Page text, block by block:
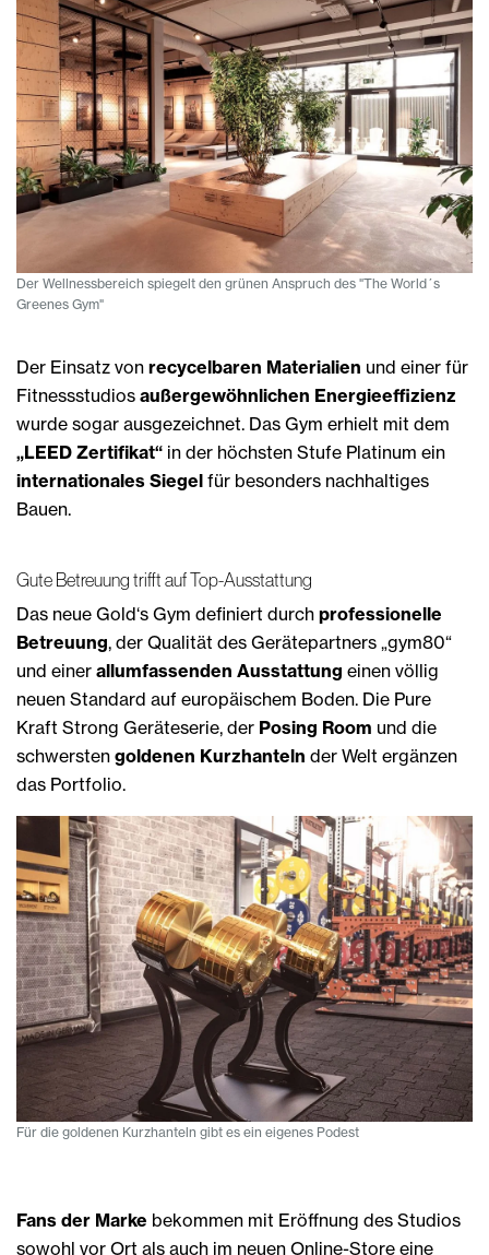
Der Wellnessbereich spiegelt den grünen Anspruch des "The World´s
Greenes Gym"
Der Einsatz von recycelbaren Materialien und einer für
Fitnessstudios außergewöhnlichen Energieeffizienz
wurde sogar ausgezeichnet. Das Gym erhielt mit dem
„LEED Zertifikat“ in der höchsten Stufe Platinum ein
internationales Siegel für besonders nachhaltiges
Bauen.
Gute Betreuung trifft auf Top-Ausstattung
Das neue Gold‘s Gym definiert durch professionelle
Betreuung, der Qualität des Gerätepartners „gym80“
und einer allumfassenden Ausstattung einen völlig
neuen Standard auf europäischem Boden. Die Pure
Kraft Strong Geräteserie, der Posing Room und die
schwersten goldenen Kurzhanteln der Welt ergänzen
das Portfolio.
Für die goldenen Kurzhanteln gibt es ein eigenes Podest
Fans der Marke bekommen mit Eröffnung des Studios
sowohl vor Ort als auch im neuen Online-Store eine